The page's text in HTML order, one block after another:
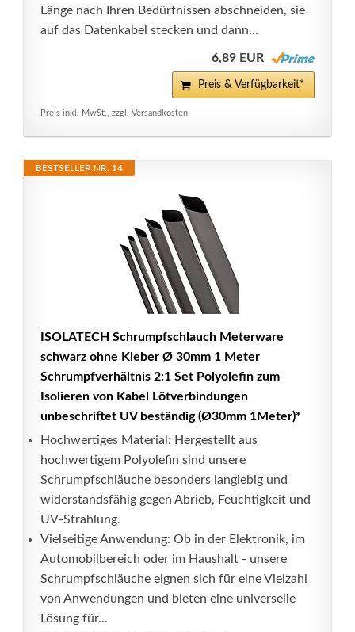
Länge nach Ihren Bedürfnissen abschneiden, sie
auf das Datenkabel stecken und dann...
6,89 EUR
Preis & Verfügbarkeit*
Preis inkl. MwSt., zzgl. Versandkosten
BESTSELLER NR. 14
ISOLATECH Schrumpfschlauch Meterware
schwarz ohne Kleber Ø 30mm 1 Meter
Schrumpfverhältnis 2:1 Set Polyolefin zum
Isolieren von Kabel Lötverbindungen
unbeschriftet UV beständig (Ø30mm 1Meter)*
Hochwertiges Material: Hergestellt aus
hochwertigem Polyolefin sind unsere
Schrumpfschläuche besonders langlebig und
widerstandsfähig gegen Abrieb, Feuchtigkeit und
UV-Strahlung.
Vielseitige Anwendung: Ob in der Elektronik, im
Automobilbereich oder im Haushalt - unsere
Schrumpfschläuche eignen sich für eine Vielzahl
von Anwendungen und bieten eine universelle
Lösung für...